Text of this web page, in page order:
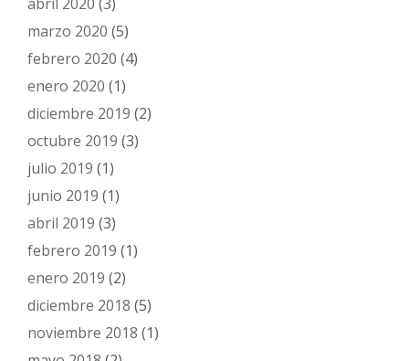
marzo 2020 (5)
febrero 2020 (4)
enero 2020 (1)
diciembre 2019 (2)
octubre 2019 (3)
julio 2019 (1)
junio 2019 (1)
abril 2019 (3)
febrero 2019 (1)
enero 2019 (2)
diciembre 2018 (5)
noviembre 2018 (1)